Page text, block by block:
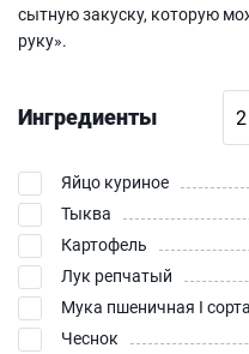
сытную закуску, которую
руку».
Ингредиенты
Яйцо куриное
Тыква
Картофель
Лук репчатый
Мука пшеничная I сорта
Чеснок